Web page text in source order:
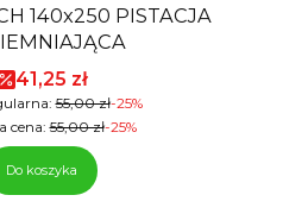
140x250 PISTACJA
Cena promocyjna
41,25 zł
55,00 zł-25%
cena: 55,00 zł-25%
Do koszyka